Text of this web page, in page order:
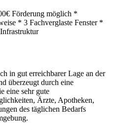
Förderung möglich *
* 3 Fachverglaste Fenster *
in gut erreichbarer Lage an der
überzeugt durch eine
eine sehr gute
Ärzte, Apotheken,
des täglichen Bedarfs